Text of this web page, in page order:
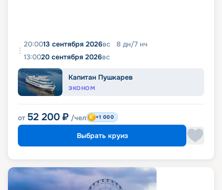
20:0013 сентября 2026вс 8 дн/7 нч
13:0020 сентября 2026вс
Капитан Пушкарев
ЭКОНОМ
от 52 200 ₽ /чел +1 000
Выбрать круиз